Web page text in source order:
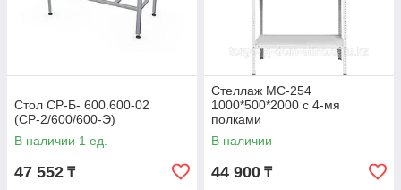
Стол СР-Б- 600.600-02
(СР-2/600/600-Э)
В наличии 1 ед.
47 552 ₸
Стеллаж МС-254
1000*500*2000 с 4-мя
полками
В наличии
44 900 ₸